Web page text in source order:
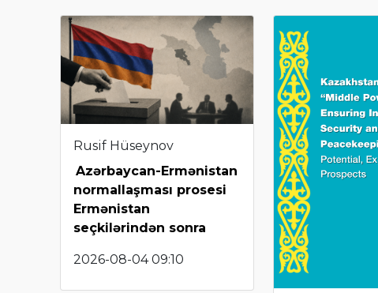
Rusif Hüseynov
Azərbaycan-Ermənistan
normallaşması prosesi
Ermənistan
seçkilərindən sonra
2026-08-04 09:10